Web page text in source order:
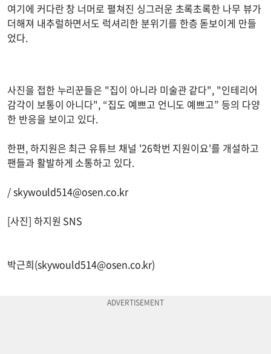
여기에 커다란 창 너머로 펼쳐진 싱그러운 초록초록한 나무 뷰가
더해져 내추럴하면서도 럭셔리한 분위기를 한층 돋보이게 만들
었다.
사진을 접한 누리꾼들은 "집이 아니라 미술관 같다", "인테리어
감각이 보통이 아니다", “집도 예쁘고 언니도 예쁘고” 등의 다양
한 반응을 보이고 있다.
한편, 하지원은 최근 유튜브 채널 '26학번 지원이요'를 개설하고
팬들과 활발하게 소통하고 있다.
/skywould514@osen.co.kr
[사진] 하지원 SNS
박근희(skywould514@osen.co.kr)